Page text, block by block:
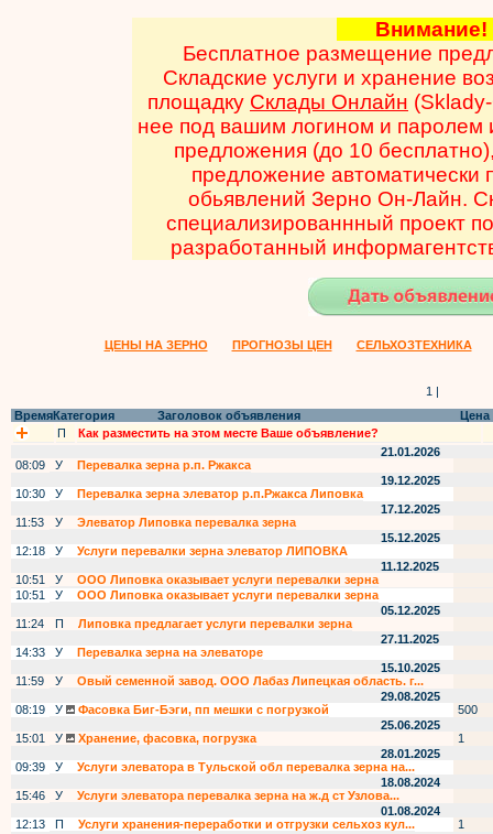
Бесплатное размещение
Складские услуги и хранение
площадку Склады Онлайн
нее под вашим логином и паролем
предложения (до 10
предложение автоматически
обьявлений Зерно Он-Лайн.
специализированнный проект
разработанный
ЦЕНЫ НА ЗЕРНО ПРОГНОЗЫ ЦЕН СЕЛЬХОЗТЕХНИКА
1 |
ВремяКатегория Заголовок объявления
Цена
П
Как разместить на этом месте Ваше объявление?
21.01.2026
08:09
У
Перевалка зерна р.п. Ржакса
19.12.2025
10:30
У
Перевалка зерна элеватор р.п.Ржакса Липовка
17.12.2025
11:53
У
Элеватор Липовка перевалка зерна
15.12.2025
12:18
У
Услуги перевалки зерна элеватор ЛИПОВКА
11.12.2025
10:51
У
ООО Липовка оказывает услуги перевалки зерна
10:51
У
ООО Липовка оказывает услуги перевалки зерна
05.12.2025
11:24
П
Липовка предлагает услуги перевалки зерна
27.11.2025
14:33
У
Перевалка зерна на элеваторе
15.10.2025
11:59
У
Овый семенной завод. ООО Лабаз Липецкая область. г...
29.08.2025
08:19
У Фасовка Биг-Бэги, пп мешки с погрузкой
500
25.06.2025
15:01
У Хранение, фасовка, погрузка
1
28.01.2025
09:39
У
Услуги элеватора в Тульской обл перевалка зерна на...
18.08.2024
15:46
У
Услуги элеватора перевалка зерна на ж.д ст Узлова...
01.08.2024
12:13
П Услуги хранения-переработки и отгрузки сельхоз кул...
1